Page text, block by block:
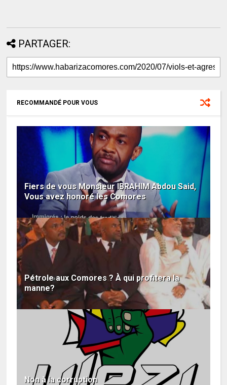
PARTAGER:
RECOMMANDÉ POUR VOUS
Fiers de vous Monsieur IBRAHIM Abdou Said,
Vous avez honoré les Comores
Pétrole aux Comores ? À qui profitera la
manne?
Non à la corruption